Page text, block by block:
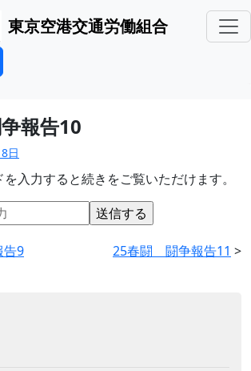
東京空港交通労働組合
報告10
日
入力すると続きをご覧いただけます。
9 25春闘 闘争報告11 >